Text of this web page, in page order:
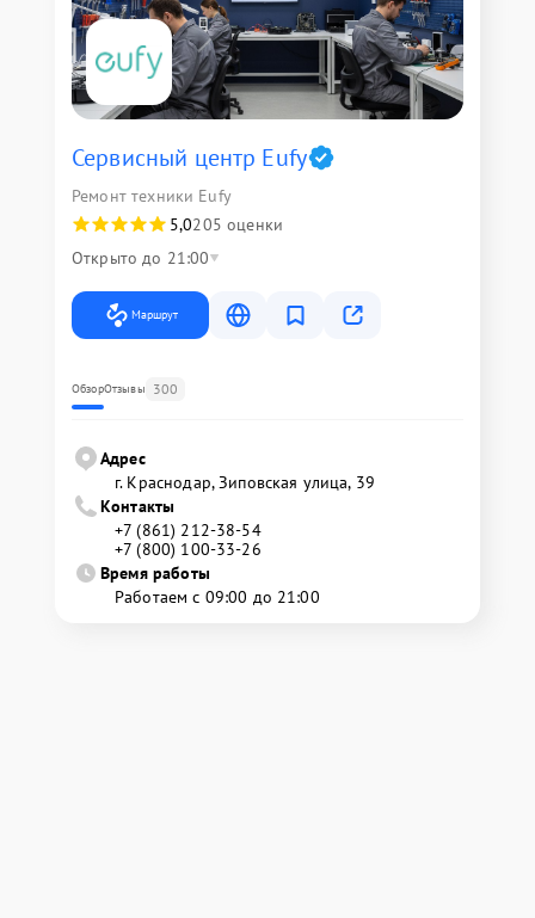
Сервисный центр Eufy
Ремонт техники Eufy
5,0205 оценки
Открыто до 21:00
Маршрут
ОбзорОтзывы 300
Адрес
г. Краснодар, Зиповская улица, 39
Контакты
+7 (861) 212-38-54
+7 (800) 100-33-26
Время работы
Работаем с 09:00 до 21:00